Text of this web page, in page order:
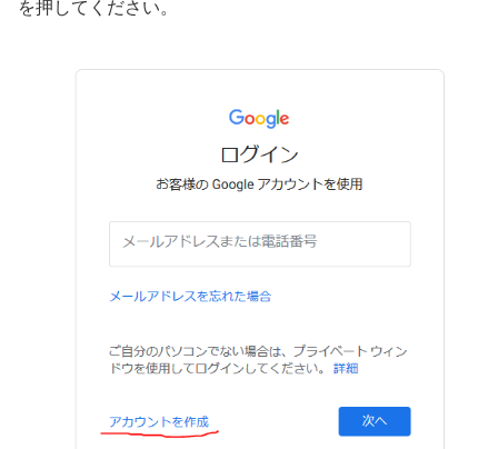
を押してください。